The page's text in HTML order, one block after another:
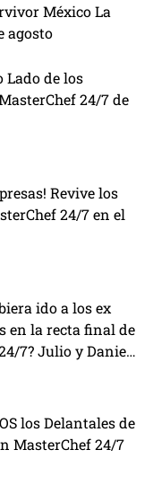
México La
agosto
Lado de los
24/7 de
Revive los
24/7 en el
ido a los ex
en la recta final de
7? Julio y Daniela
los Delantales de
MasterChef 24/7